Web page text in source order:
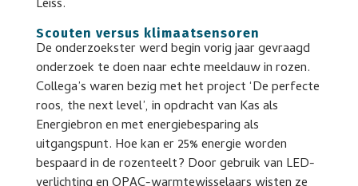
Leiss.
Scouten versus klimaatsensoren
De onderzoekster werd begin vorig jaar gevraagd
onderzoek te doen naar echte meeldauw in rozen.
Collega’s waren bezig met het project ‘De perfecte
roos, the next level’, in opdracht van Kas als
Energiebron en met energiebesparing als
uitgangspunt. Hoe kan er 25% energie worden
bespaard in de rozenteelt? Door gebruik van LED-